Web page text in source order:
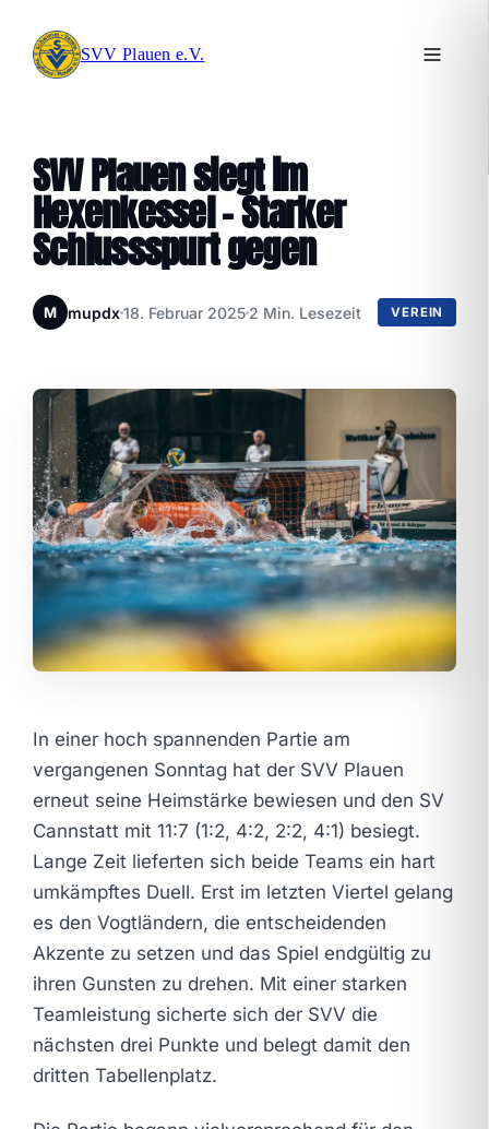
SVV Plauen e.V.
SVV Plauen siegt im
Hexenkessel – Starker
Schlussspurt gegen
M mupdx18. Februar 20252 Min. Lesezeit VEREIN
In einer hoch spannenden Partie am
vergangenen Sonntag hat der SVV Plauen
erneut seine Heimstärke bewiesen und den SV
Cannstatt mit 11:7 (1:2, 4:2, 2:2, 4:1) besiegt.
Lange Zeit lieferten sich beide Teams ein hart
umkämpftes Duell. Erst im letzten Viertel gelang
es den Vogtländern, die entscheidenden
Akzente zu setzen und das Spiel endgültig zu
ihren Gunsten zu drehen. Mit einer starken
Teamleistung sicherte sich der SVV die
nächsten drei Punkte und belegt damit den
dritten Tabellenplatz.